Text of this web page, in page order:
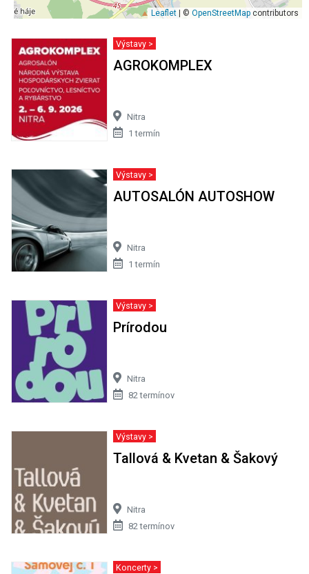
Leaflet | © OpenStreetMap contributors
Výstavy >
AGROKOMPLEX
Nitra
1 termín
Výstavy >
AUTOSALÓN AUTOSHOW
Nitra
1 termín
Výstavy >
Prírodou
Nitra
82 termínov
Výstavy >
Tallová & Kvetan & Šakový
Nitra
82 termínov
Koncerty >